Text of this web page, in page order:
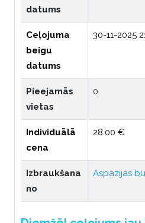
datums
Ceļojuma
beigu
datums
30-11-2025
Pieejamās
vietas
0
Individuālā
cena
28.00 €
Izbraukšana
no
Aspazijas